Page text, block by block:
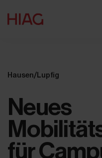
Hausen/Lupfig
Neues
für